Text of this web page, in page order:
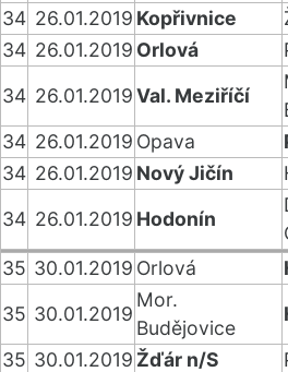
34 26.01.2019 Kopřivnice
34 26.01.2019 Orlová
34 26.01.2019Val. Meziříčí
34 26.01.2019 Opava
34 26.01.2019 Nový Jičín
34 26.01.2019 Hodonín
35 30.01.2019 Orlová
35 30.01.2019
Mor.
Budějovice
35 30.01.2019 Žďár n/S